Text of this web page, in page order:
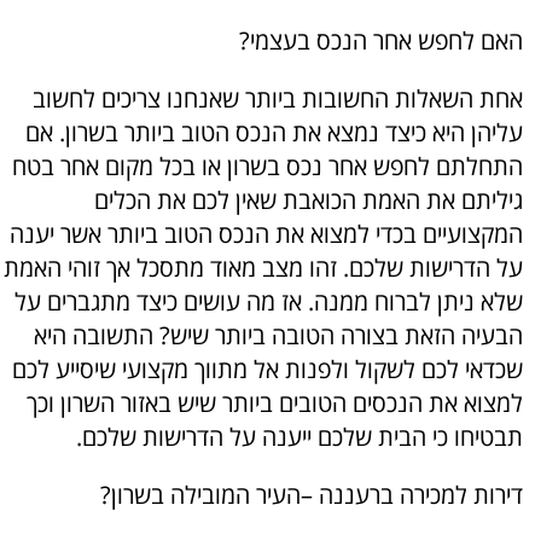
האם לחפש אחר הנכס בעצמי?
אחת השאלות החשובות ביותר שאנחנו צריכים לחשוב
עליהן היא כיצד נמצא את הנכס הטוב ביותר בשרון. אם
התחלתם לחפש אחר נכס בשרון או בכל מקום אחר בטח
גיליתם את האמת הכואבת שאין לכם את הכלים
המקצועיים בכדי למצוא את הנכס הטוב ביותר אשר יענה
על הדרישות שלכם. זהו מצב מאוד מתסכל אך זוהי האמת
שלא ניתן לברוח ממנה. אז מה עושים כיצד מתגברים על
הבעיה הזאת בצורה הטובה ביותר שיש? התשובה היא
שכדאי לכם לשקול ולפנות אל מתווך מקצועי שיסייע לכם
למצוא את הנכסים הטובים ביותר שיש באזור השרון וכך
תבטיחו כי הבית שלכם ייענה על הדרישות שלכם.
דירות למכירה ברעננה –העיר המובילה בשרון?